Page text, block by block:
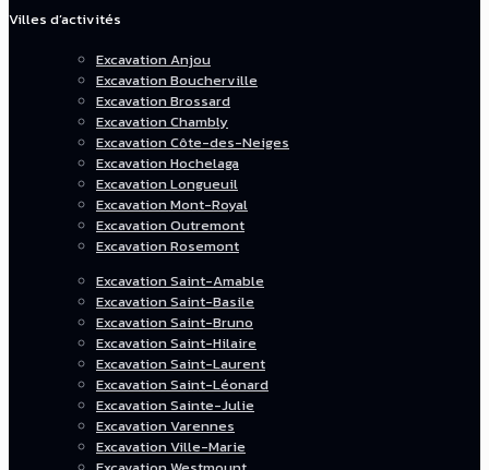
Villes d’activités
Excavation Anjou
Excavation Boucherville
Excavation Brossard
Excavation Chambly
Excavation Côte-des-Neiges
Excavation Hochelaga
Excavation Longueuil
Excavation Mont-Royal
Excavation Outremont
Excavation Rosemont
Excavation Saint-Amable
Excavation Saint-Basile
Excavation Saint-Bruno
Excavation Saint-Hilaire
Excavation Saint-Laurent
Excavation Saint-Léonard
Excavation Sainte-Julie
Excavation Varennes
Excavation Ville-Marie